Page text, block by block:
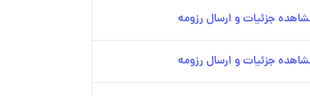
جزئیات و ارسال رزومه
جزئیات و ارسال رزومه